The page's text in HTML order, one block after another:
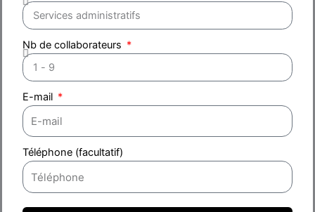
Nb de collaborateurs
E-mail
Téléphone (facultatif)